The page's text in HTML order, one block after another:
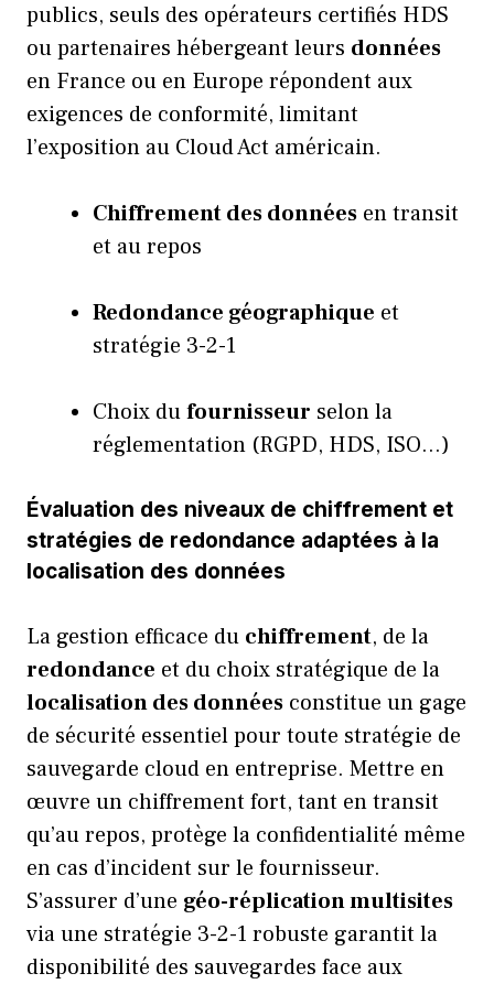
publics, seuls des opérateurs certifiés HDS
ou partenaires hébergeant leurs données
en France ou en Europe répondent aux
exigences de conformité, limitant
l’exposition au Cloud Act américain.
Chiffrement des données en transit
et au repos
Redondance géographique et
stratégie 3-2-1
Choix dufournisseur selon la
réglementation (RGPD, HDS, ISO…)
Évaluation des niveaux de chiffrement et
stratégies de redondance adaptées à la
localisation des données
La gestion efficace du chiffrement, de la
redondance et du choix stratégique de la
localisation des données constitue un gage
de sécurité essentiel pour toute stratégie de
sauvegarde cloud en entreprise. Mettre en
œuvre un chiffrement fort, tant en transit
qu’au repos, protège la confidentialité même
en cas d’incident sur le fournisseur.
S’assurer d’une géo-réplication multisites
via une stratégie 3-2-1 robuste garantit la
disponibilité des sauvegardes face aux